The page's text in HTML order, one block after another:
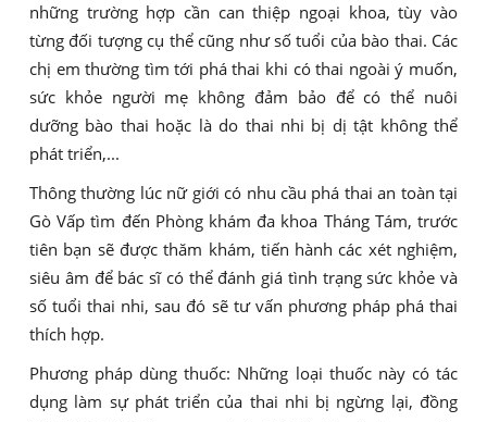
những trường hợp cần can thiệp ngoại khoa, tùy vào
từng đối tượng cụ thể cũng như số tuổi của bào thai. Các
chị em thường tìm tới phá thai khi có thai ngoài ý muốn,
sức khỏe người mẹ không đảm bảo để có thể nuôi
dưỡng bào thai hoặc là do thai nhi bị dị tật không thể
phát triển,...
Thông thường lúc nữ giới có nhu cầu phá thai an toàn tại
Gò Vấp tìm đến Phòng khám đa khoa Tháng Tám, trước
tiên bạn sẽ được thăm khám, tiến hành các xét nghiệm,
siêu âm để bác sĩ có thể đánh giá tình trạng sức khỏe và
số tuổi thai nhi, sau đó sẽ tư vấn phương pháp phá thai
thích hợp.
Phương pháp dùng thuốc: Những loại thuốc này có tác
dụng làm sự phát triển của thai nhi bị ngừng lại, đồng